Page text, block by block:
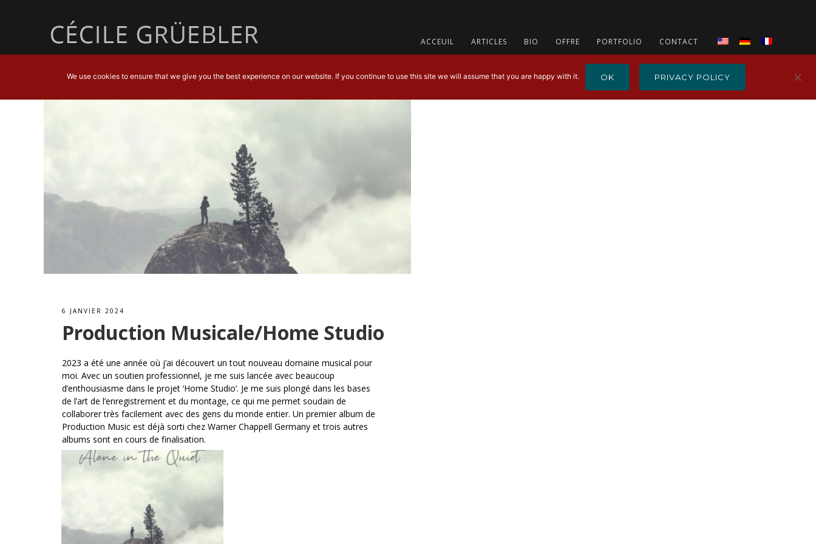
ACCEUIL ARTICLES BIO OFFRE PORTFOLIO CONTACT
6 JANVIER 2024
Production Musicale/Home Studio
2023 a été une année où j’ai découvert un tout nouveau domaine musical pour
moi. Avec un soutien professionnel, je me suis lancée avec beaucoup
d’enthousiasme dans le projet ‘Home Studio’. Je me suis plongé dans les bases
de l’art de l’enregistrement et du montage, ce qui me permet soudain de
collaborer très facilement avec des gens du monde entier. Un premier album de
Production Music est déjà sorti chez Warner Chappell Germany et trois autres
albums sont en cours de finalisation.
We use cookies to ensure that we give you the best experience on our website. If you continue to use this site we will assume that you are happy with it. OK PRIVACY POLICY